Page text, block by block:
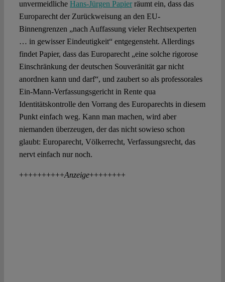
unvermeidliche Hans-Jürgen Papierräumt ein, dass das
Europarecht der Zurückweisung an den EU-
Binnengrenzen „nach Auffassung vieler Rechtsexperten
… in gewisser Eindeutigkeit“ entgegensteht. Allerdings
findet Papier, dass das Europarecht „eine solche rigorose
Einschränkung der deutschen Souveränität gar nicht
anordnen kann und darf“, und zaubert so als professorales
Ein-Mann-Verfassungsgericht in Rente qua
Identitätskontrolle den Vorrang des Europarechts in diesem
Punkt einfach weg. Kann man machen, wird aber
niemanden überzeugen, der das nicht sowieso schon
glaubt: Europarecht, Völkerrecht, Verfassungsrecht, das
nervt einfach nur noch.
++++++++++Anzeige++++++++